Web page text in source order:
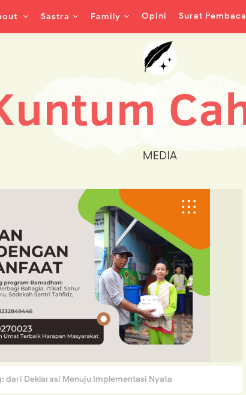
Sastra Family Opini Surat Pembaca
dari Deklarasi Menuju Implementasi Nyata